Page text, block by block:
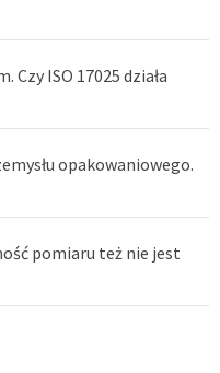
ISO 17025 działa
opakowaniowego.
pomiaru też nie jest